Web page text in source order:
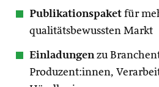
Publikationspaket für
qualitätsbewussten Markt
Einladungenzu
Produzent:innen,